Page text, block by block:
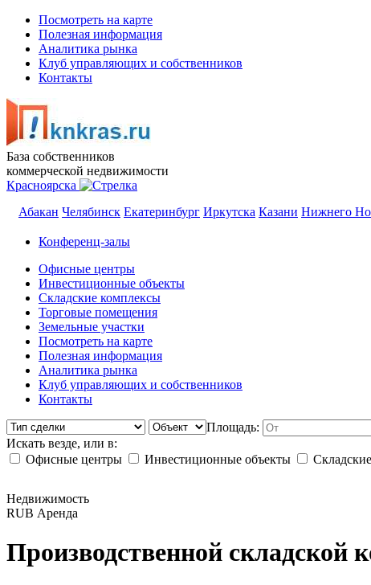
Посмотреть на карте
Полезная информация
Аналитика рынка
Клуб управляющих и собственников
Контакты
База собственников
коммерческой недвижимости
Красноярска
Абакан Челябинск Екатеринбург Иркутска Казани Нижнего
Конференц-залы
Офисные центры
Инвестиционные объекты
Складские комплексы
Торговые помещения
Земельные участки
Посмотреть на карте
Полезная информация
Аналитика рынка
Клуб управляющих и собственников
Контакты
Площадь:
Искать везде, или в:
Офисные центры
Инвестиционные объекты
Недвижимость
RUB Аренда
Производственной складской